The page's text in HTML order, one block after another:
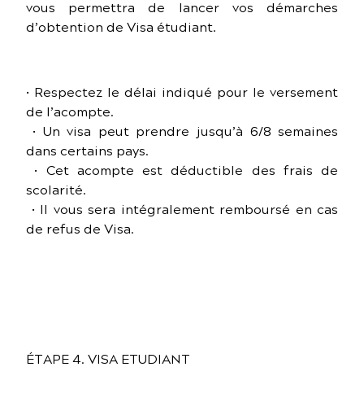
vous permettra de lancer vos démarches
d’obtention de Visa étudiant.
• Respectez le délai indiqué pour le versement
de l’acompte.
• Un visa peut prendre jusqu’à 6/8 semaines
dans certains pays.
• Cet acompte est déductible des frais de
scolarité.
• Il vous sera intégralement remboursé en cas
de refus de Visa.
ÉTAPE 4. VISA ETUDIANT